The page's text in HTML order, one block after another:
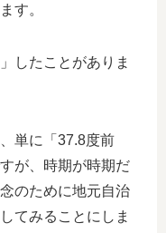
す。
したことがありま
単に「37.8度前
が、時期が時期だ
のために地元自治
てみることにしま